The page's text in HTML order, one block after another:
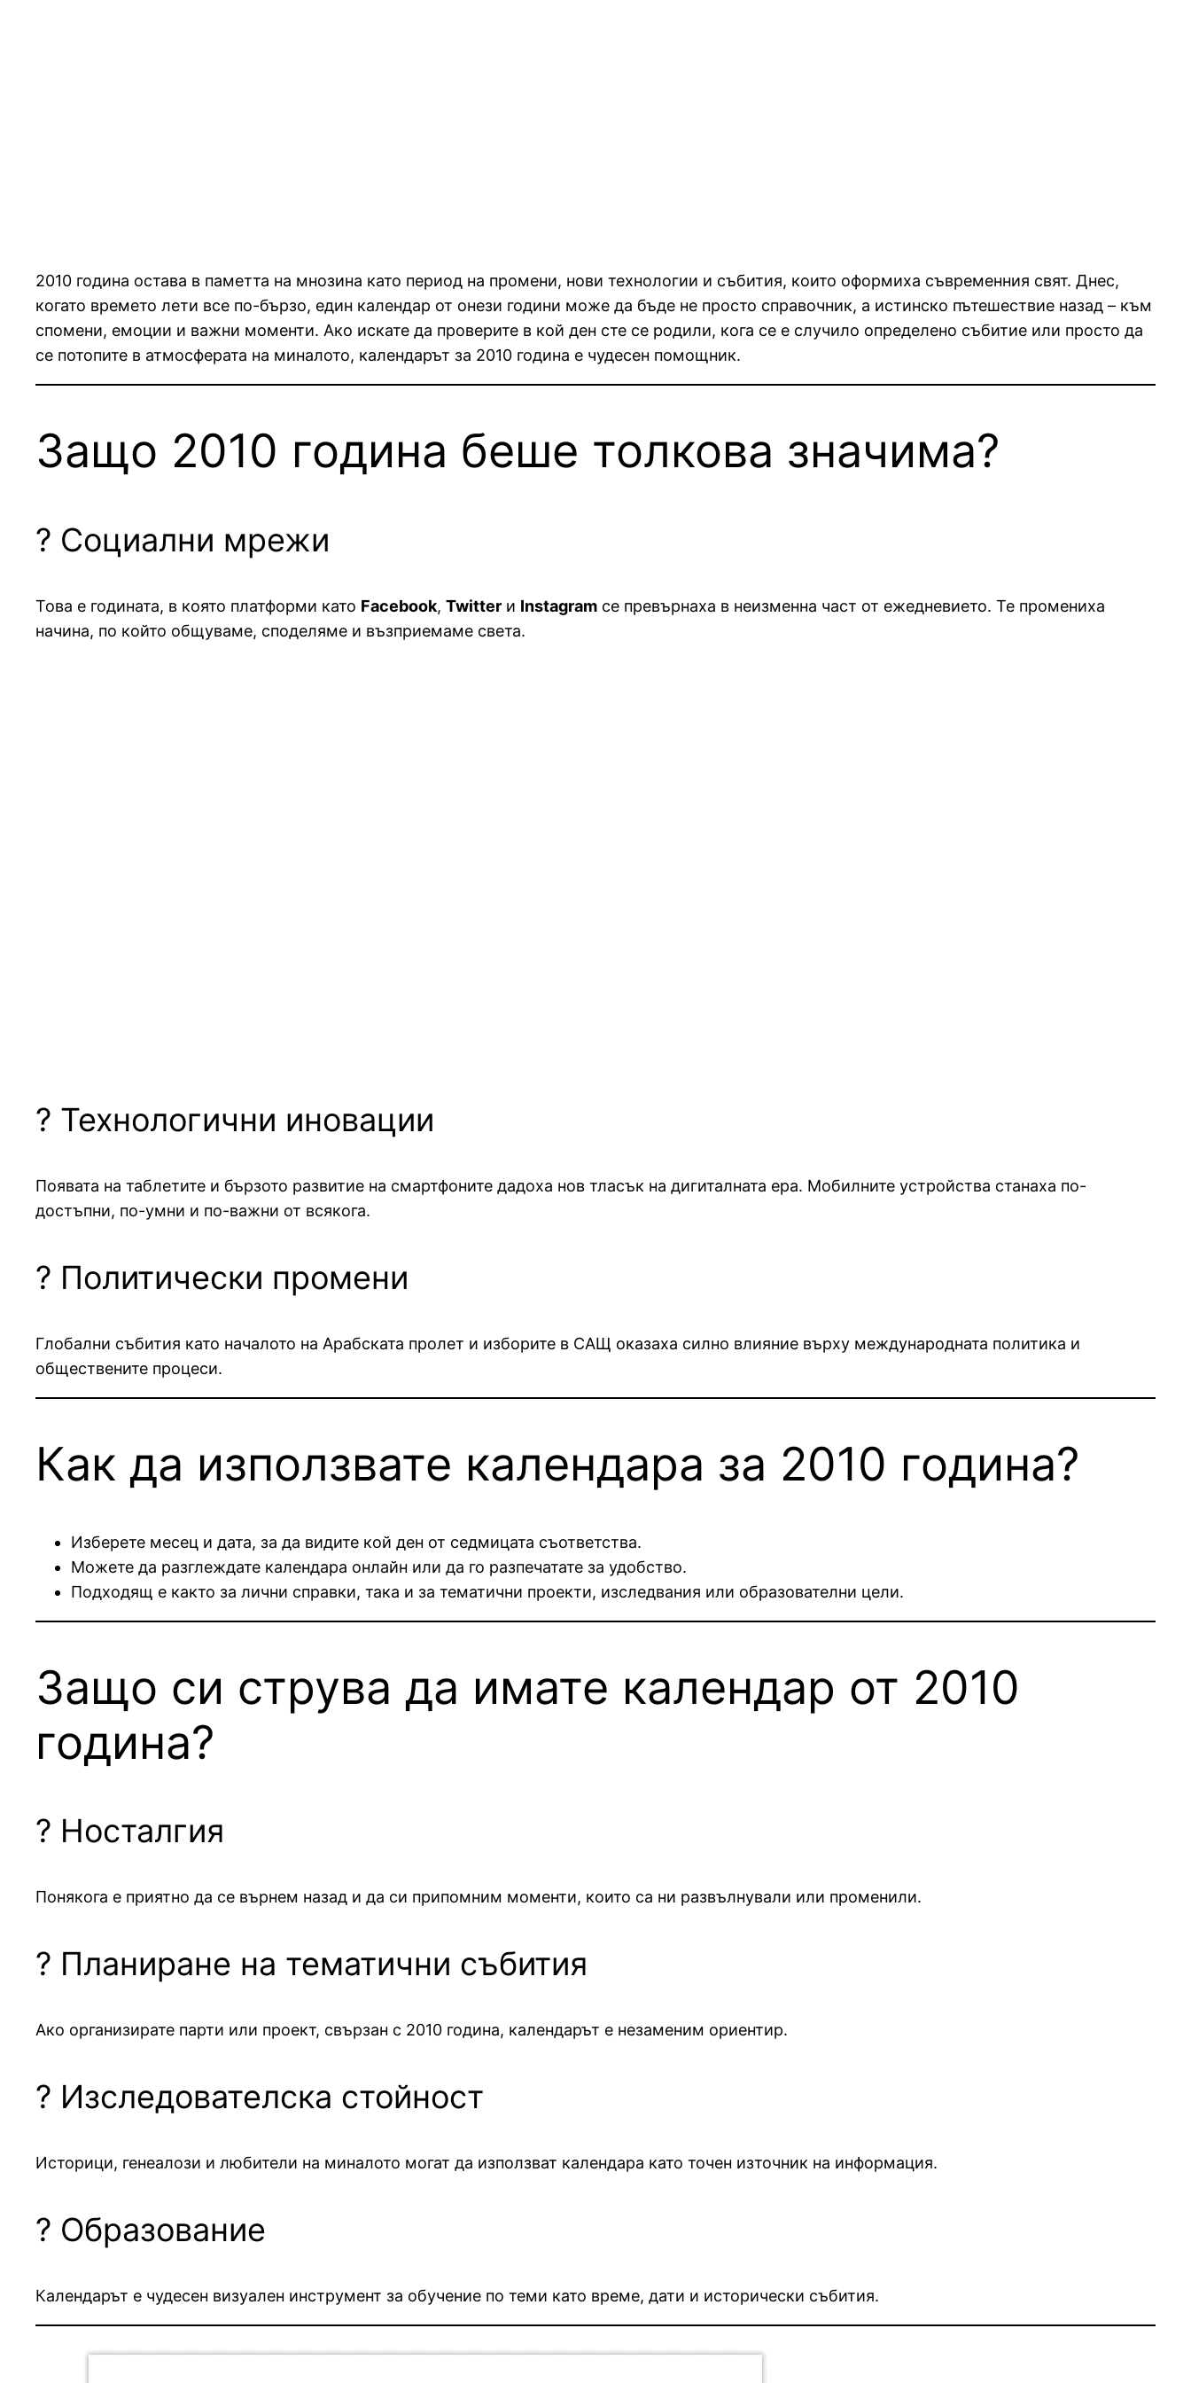
2010 година остава в паметта на мнозина като период на промени, нови технологии и събития, които оформиха съвременния свят. Днес,
когато времето лети все по-бързо, един календар от онези години може да бъде не просто справочник, а истинско пътешествие назад – към
спомени, емоции и важни моменти. Ако искате да проверите в кой ден сте се родили, кога се е случило определено събитие или просто да
се потопите в атмосферата на миналото, календарът за 2010 година е чудесен помощник.
Защо 2010 година беше толкова значима?
? Социални мрежи
Това е годината, в която платформи като Facebook, Twitter и Instagram се превърнаха в неизменна част от ежедневието. Те промениха
начина, по който общуваме, споделяме и възприемаме света.
? Технологични иновации
Появата на таблетите и бързото развитие на смартфоните дадоха нов тласък на дигиталната ера. Мобилните устройства станаха по-
достъпни, по-умни и по-важни от всякога.
? Политически промени
Глобални събития като началото на Арабската пролет и изборите в САЩ оказаха силно влияние върху международната политика и
обществените процеси.
Как да използвате календара за 2010 година?
Изберете месец и дата, за да видите кой ден от седмицата съответства.
Можете да разглеждате календара онлайн или да го разпечатате за удобство.
Подходящ е както за лични справки, така и за тематични проекти, изследвания или образователни цели.
Защо си струва да имате календар от 2010
година?
? Носталгия
Понякога е приятно да се върнем назад и да си припомним моменти, които са ни развълнували или променили.
? Планиране на тематични събития
Ако организирате парти или проект, свързан с 2010 година, календарът е незаменим ориентир.
? Изследователска стойност
Историци, генеалози и любители на миналото могат да използват календара като точен източник на информация.
? Образование
Календарът е чудесен визуален инструмент за обучение по теми като време, дати и исторически събития.